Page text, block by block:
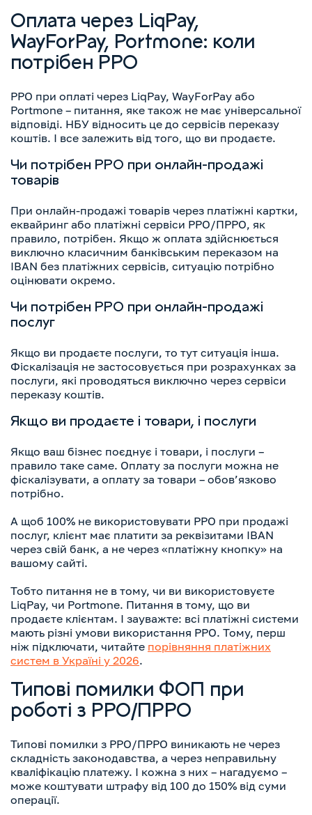
Оплата через LiqPay,
WayForPay, Portmone: коли
потрібен РРО
РРО при оплаті через LiqPay, WayForPay або
Portmone – питання, яке також не має універсальної
відповіді. НБУ відносить це до сервісів переказу
коштів. І все залежить від того, що ви продаєте.
Чи потрібен РРО при онлайн-продажі
товарів
При онлайн-продажі товарів через платіжні картки,
еквайринг або платіжні сервіси РРО/ПРРО, як
правило, потрібен. Якщо ж оплата здійснюється
виключно класичним банківським переказом на
IBAN без платіжних сервісів, ситуацію потрібно
оцінювати окремо.
Чи потрібен РРО при онлайн-продажі
послуг
Якщо ви продаєте послуги, то тут ситуація інша.
Фіскалізація не застосовується при розрахунках за
послуги, які проводяться виключно через сервіси
переказу коштів.
Якщо ви продаєте і товари, і послуги
Якщо ваш бізнес поєднує і товари, і послуги –
правило таке саме. Оплату за послуги можна не
фіскалізувати, а оплату за товари – обов’язково
потрібно.
А щоб 100% не використовувати РРО при продажі
послуг, клієнт має платити за реквізитами IBAN
через свій банк, а не через «платіжну кнопку» на
вашому сайті.
Тобто питання не в тому, чи ви використовуєте
LiqPay, чи Portmone. Питання в тому, що ви
продаєте клієнтам. І зауважте: всі платіжні системи
мають різні умови використання РРО. Тому, перш
ніж підключати, читайте порівняння платіжних
систем в Україні у 2026.
Типові помилки ФОП при
роботі з РРО/ПРРО
Типові помилки з РРО/ПРРО виникають не через
складність законодавства, а через неправильну
кваліфікацію платежу. І кожна з них – нагадуємо –
може коштувати штрафу від 100 до 150% від суми
операції.